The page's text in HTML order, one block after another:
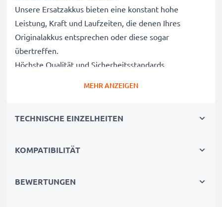
Unsere Ersatzakkus bieten eine konstant hohe
Leistung, Kraft und Laufzeiten, die denen Ihres
Originalakkus entsprechen oder diese sogar
übertreffen.
Höchste Qualität und Sicherheitsstandards
unterzogen und entsprechen den höchsten EU-
Die umweltfreundliche Alternative
MEHR ANZEIGEN
TECHNISCHE EINZELHEITEN
KOMPATIBILITÄT
BEWERTUNGEN